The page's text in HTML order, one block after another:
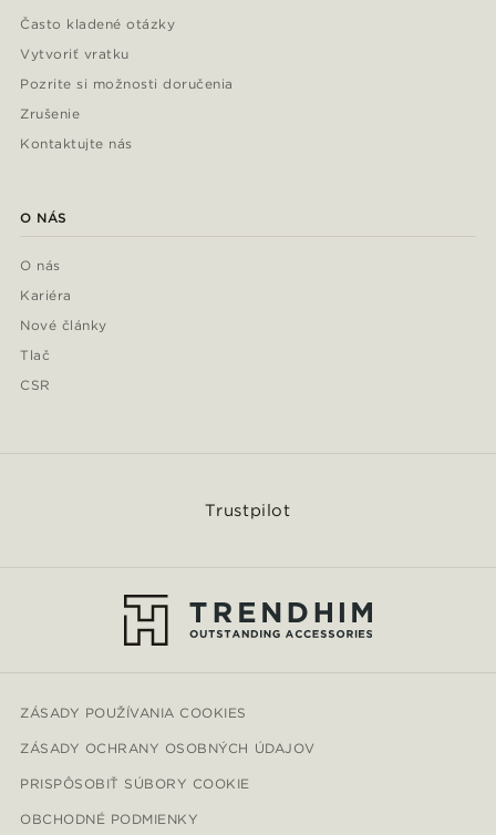
Často kladené otázky
Vytvoriť vratku
Pozrite si možnosti doručenia
Zrušenie
Kontaktujte nás
O NÁS
O nás
Kariéra
Nové články
Tlač
CSR
Trustpilot
ZÁSADY POUŽÍVANIA COOKIES
ZÁSADY OCHRANY OSOBNÝCH ÚDAJOV
PRISPÔSOBIŤ SÚBORY COOKIE
OBCHODNÉ PODMIENKY